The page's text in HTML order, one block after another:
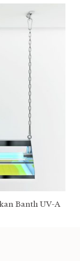
Bantlı UV-A